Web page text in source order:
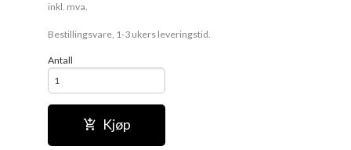
inkl. mva.
Bestillingsvare, 1-3 ukers leveringstid.
Antall
Kjøp